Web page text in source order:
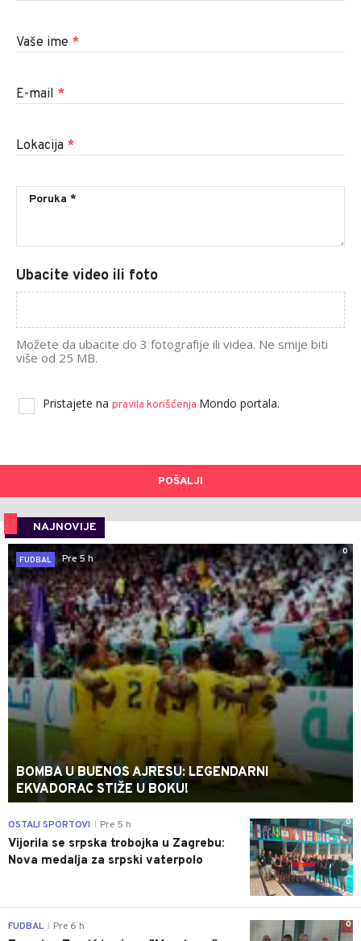
Vaše ime *
E-mail *
Lokacija *
Ubacite video ili foto
Možete da ubacite do 3 fotografije ili videa. Ne smije biti
više od 25 MB.
Pristajete na pravila korišćenja Mondo portala.
POŠALJI
NAJNOVIJE
0
FUDBAL
Pre 5 h
BOMBA U BUENOS AJRESU: LEGENDARNI
EKVADORAC STIŽE U BOKU!
0
OSTALI SPORTOVI Pre 5 h
Vijorila se srpska trobojka u Zagrebu:
Nova medalja za srpski vaterpolo
0
FUDBAL Pre 6 h